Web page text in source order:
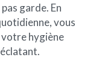
garde. En
vous
hygiène